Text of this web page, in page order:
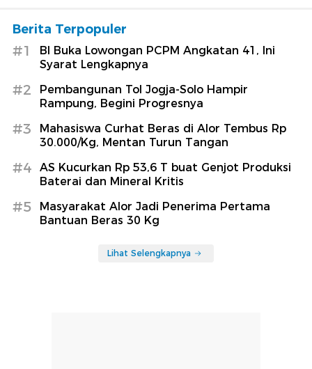
Berita Terpopuler
#1
BI Buka Lowongan PCPM Angkatan 41, Ini
Syarat Lengkapnya
#2
Pembangunan Tol Jogja-Solo Hampir
Rampung, Begini Progresnya
#3
Mahasiswa Curhat Beras di Alor Tembus Rp
30.000/Kg, Mentan Turun Tangan
#4
AS Kucurkan Rp 53,6 T buat Genjot Produksi
Baterai dan Mineral Kritis
#5
Masyarakat Alor Jadi Penerima Pertama
Bantuan Beras 30 Kg
Lihat Selengkapnya